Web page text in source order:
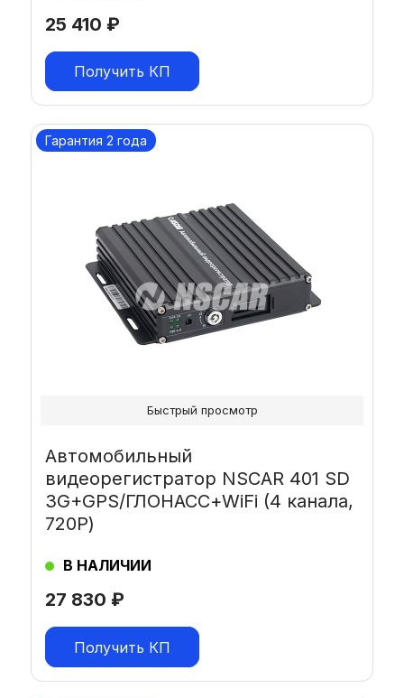
25 410 ₽
Получить КП
Гарантия 2 года
27 830 ₽
Автомобильный
видеорегистратор NSCAR 401 SD
3G+GPS/ГЛОНАСС+WiFi (4 канала,
720Р)
В НАЛИЧИИ
Получить КП
Быстрый просмотр